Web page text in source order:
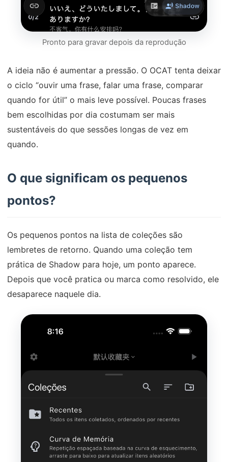
Pronto para gravar depois da reprodução
A ideia não é aumentar a pressão. O OCAT tenta deixar
o ciclo “ouvir uma frase, falar uma frase, comparar
quando for útil” o mais leve possível. Poucas frases
bem escolhidas por dia costumam ser mais
sustentáveis do que sessões longas de vez em
quando.
O que significam os pequenos
pontos?
Os pequenos pontos na lista de coleções são
lembretes de retorno. Quando uma coleção tem
prática de Shadow para hoje, um ponto aparece.
Depois que você pratica ou marca como resolvido, ele
desaparece naquele dia.